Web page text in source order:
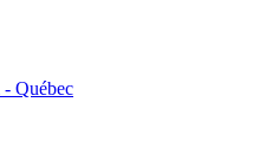
- Québec